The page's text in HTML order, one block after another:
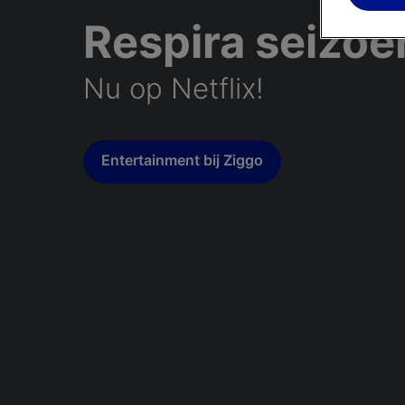
Respira
Nu op Netflix!
Entertainment bij Ziggo